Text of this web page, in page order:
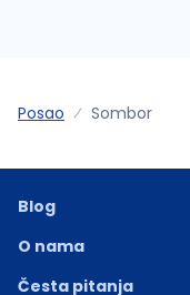
Posao Sombor
Blog
O nama
Česta pitanja